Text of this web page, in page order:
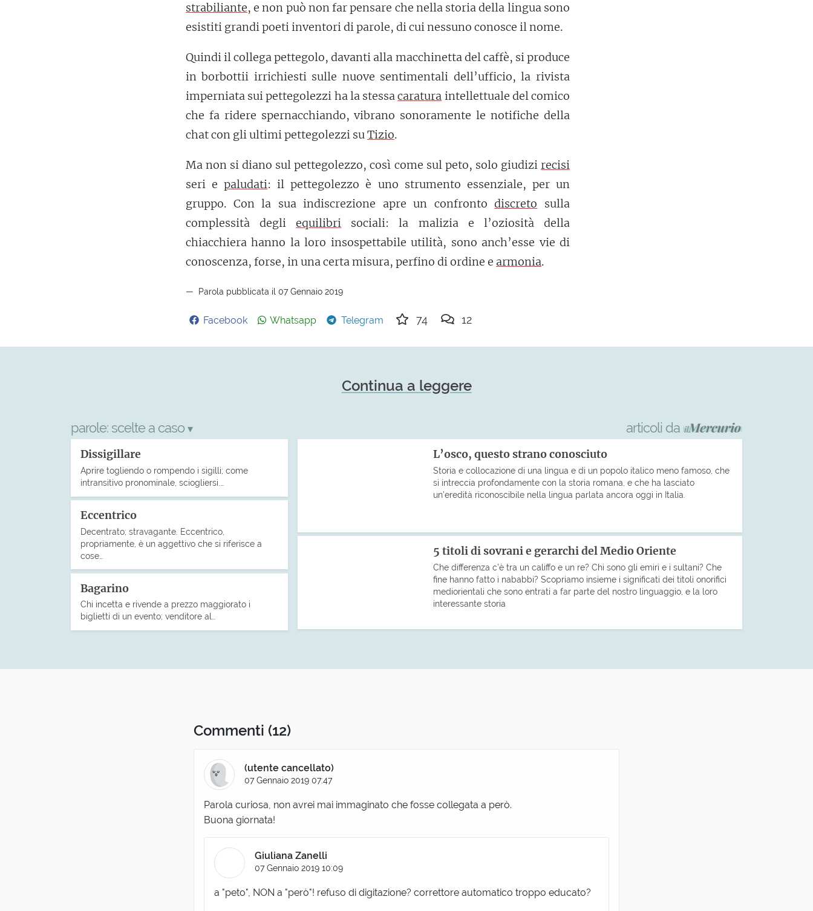
strabiliante, e non può non far pensare che nella storia della lingua sono
esistiti grandi poeti inventori di parole, di cui nessuno conosce il nome.
Quindi il collega pettegolo, davanti alla macchinetta del caffè, si produce
in borbottii irrichiesti sulle nuove sentimentali dell’ufficio, la rivista
imperniata sui pettegolezzi ha la stessacaratura intellettuale del comico
che fa ridere spernacchiando, vibrano sonoramente le notifiche della
chat con gli ultimi pettegolezzi suTizio.
Ma non si diano sul pettegolezzo, così come sul peto, solo giudizi recisi
seri epaludati: il pettegolezzo è uno strumento essenziale, per un
gruppo. Con la sua indiscrezione apre un confrontodiscreto sulla
complessità degliequilibri sociali: la malizia e l’oziosità della
chiacchiera hanno la loro insospettabile utilità, sono anch’esse vie di
conoscenza, forse, in una certa misura, perfino di ordine e armonia.
Parola pubblicata il 07 Gennaio 2019
Facebook Whatsapp Telegram 74 12
Continua a leggere
parole: scelte a caso ▾
Dissigillare
Aprire togliendo o rompendo i sigilli; come
intransitivo pronominale, sciogliersi.…
Eccentrico
Decentrato; stravagante. Eccentrico,
propriamente, è un aggettivo che si riferisce a
cose…
Bagarino
Chi incetta e rivende a prezzo maggiorato i
biglietti di un evento; venditore al…
articoli da
L’osco, questo strano conosciuto
Storia e collocazione di una lingua e di un popolo italico meno famoso, che
si intreccia profondamente con la storia romana, e che ha lasciato
un’eredità riconoscibile nella lingua parlata ancora oggi in Italia.
5 titoli di sovrani e gerarchi del Medio Oriente
Che differenza c’è tra un califfo e un re? Chi sono gli emiri e i sultani? Che
fine hanno fatto i nababbi? Scopriamo insieme i significati dei titoli onorifici
mediorientali che sono entrati a far parte del nostro linguaggio, e la loro
interessante storia
Commenti (12)
(utente cancellato)
07 Gennaio 2019 07:47
Parola curiosa, non avrei mai immaginato che fosse collegata a però.
Buona giornata!
Giuliana Zanelli
07 Gennaio 2019 10:09
a "peto", NON a "però"! refuso di digitazione? correttore automatico troppo educato?